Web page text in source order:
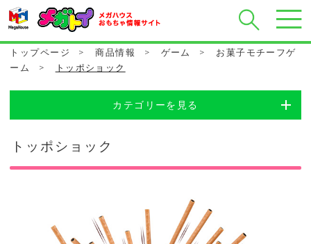
トップページ > 商品情報 > ゲーム >
お菓子モチーフゲ
ーム
> トッポショック
カテゴリーを見る
トッポショック